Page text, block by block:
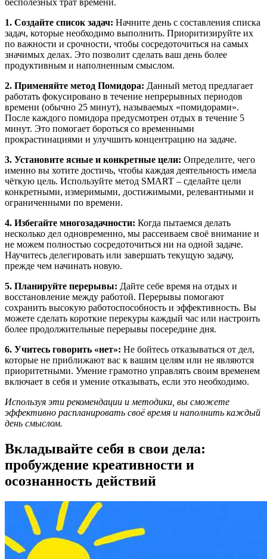
бесполезных трат времени.
1. Создайте список задач: Начните день с составления списка
задач, которые необходимо выполнить. Приоритизируйте их
по важности и срочности, чтобы сосредоточиться на самых
значимых делах. Это позволит сделать ваш день более
продуктивным и наполненным смыслом.
2. Применяйте метод Помидора: Данный метод предлагает
работать фокусировано в течение непрерывных периодов
времени (обычно 25 минут), называемых «помидорами».
После каждого помидора предусмотрен отдых в течение 5
минут. Это помогает бороться со временными
прокрастинациями и улучшить концентрацию на задаче.
3. Установите ясные и конкретные цели: Определите, чего
именно вы хотите достичь, чтобы каждая деятельность имела
чёткую цель. Используйте метод SMART – сделайте цели
конкретными, измеримыми, достижимыми, релевантными и
ограниченными по времени.
4. Избегайте многозадачности: Когда пытаемся делать
несколько дел одновременно, мы рассеиваем своё внимание и
не можем полностью сосредоточиться ни на одной задаче.
Научитесь делегировать или завершать текущую задачу,
прежде чем начинать новую.
5. Планируйте перерывы: Дайте себе время на отдых и
восстановление между работой. Перерывы помогают
сохранить высокую работоспособность и эффективность. Вы
можете сделать короткие перекуры каждый час или настроить
более продолжительные перерывы посередине дня.
6. Учитесь говорить «нет»: Не бойтесь отказываться от дел,
которые не приближают вас к вашим целям или не являются
приоритетными. Умение грамотно управлять своим временем
включает в себя и умение отказывать, если это необходимо.
Используя эти рекомендации и методики, вы сможете
эффективно распланировать своё время и наполнить каждый
день смыслом.
Вкладывайте себя в свои дела:
пробуждение креативности и
осознанность действий